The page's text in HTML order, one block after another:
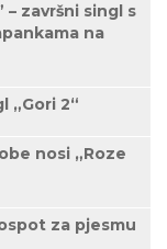
završni singl s
na
„Gori 2“
nosi „Roze
za pjesmu